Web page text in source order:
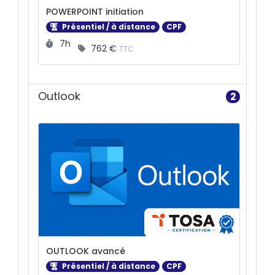
POWERPOINT initiation
Présentiel / à distance CPF
Durée :
7h 762 € TTC
Outlook 2
OUTLOOK avancé
Présentiel / à distance CPF